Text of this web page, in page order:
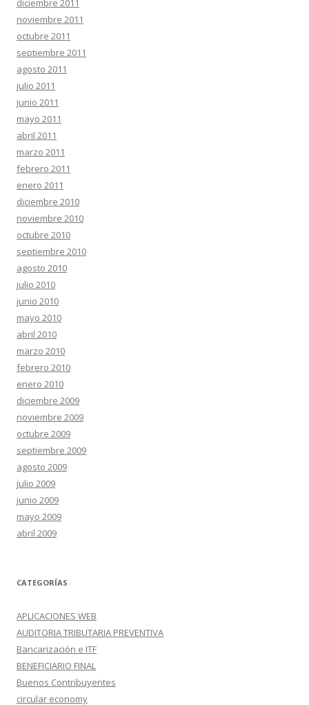
diciembre 2011
noviembre 2011
octubre 2011
septiembre 2011
agosto 2011
julio 2011
junio 2011
mayo 2011
abril 2011
marzo 2011
febrero 2011
enero 2011
diciembre 2010
noviembre 2010
octubre 2010
septiembre 2010
agosto 2010
julio 2010
junio 2010
mayo 2010
abril 2010
marzo 2010
febrero 2010
enero 2010
diciembre 2009
noviembre 2009
octubre 2009
septiembre 2009
agosto 2009
julio 2009
junio 2009
mayo 2009
abril 2009
CATEGORÍAS
APLICACIONES WEB
AUDITORIA TRIBUTARIA PREVENTIVA
Bancarización e ITF
BENEFICIARIO FINAL
Buenos Contribuyentes
circular economy